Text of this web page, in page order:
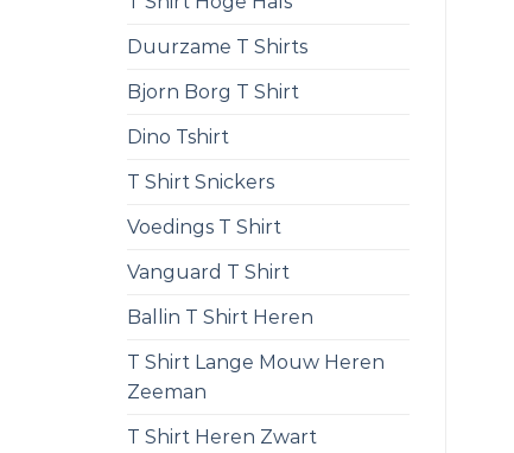
Duurzame T Shirts
Bjorn Borg T Shirt
Dino Tshirt
T Shirt Snickers
Voedings T Shirt
Vanguard T Shirt
Ballin T Shirt Heren
T Shirt Lange Mouw Heren
Zeeman
T Shirt Heren Zwart